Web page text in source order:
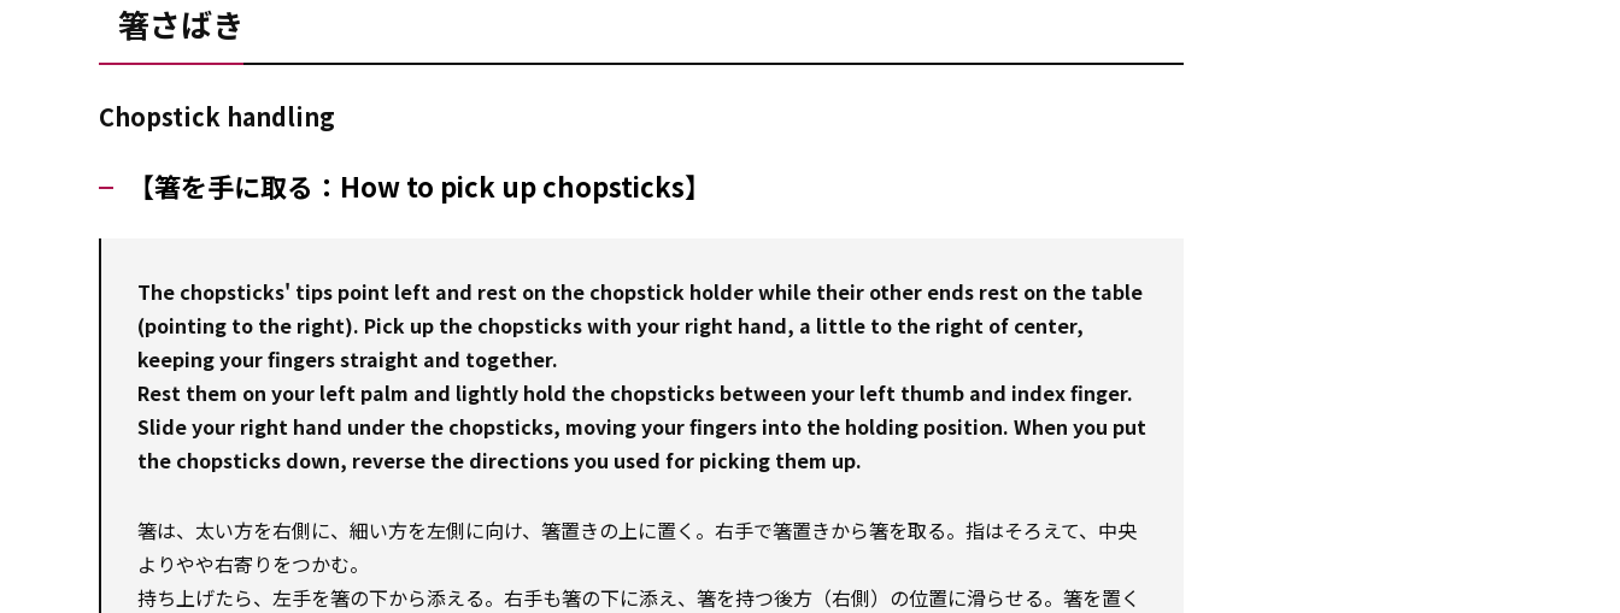
箸さばき
Chopstick handling
【箸を手に取る：How to pick up chopsticks】
The chopsticks' tips point left and rest on the chopstick holder while their other ends rest on the table
(pointing to the right). Pick up the chopsticks with your right hand, a little to the right of center,
keeping your fingers straight and together.
Rest them on your left palm and lightly hold the chopsticks between your left thumb and index finger.
Slide your right hand under the chopsticks, moving your fingers into the holding position. When you put
the chopsticks down, reverse the directions you used for picking them up.
箸は、太い方を右側に、細い方を左側に向け、箸置きの上に置く。右手で箸置きから箸を取る。指はそろえて、中央
よりやや右寄りをつかむ。
持ち上げたら、左手を箸の下から添える。右手も箸の下に添え、箸を持つ後方（右側）の位置に滑らせる。箸を置く